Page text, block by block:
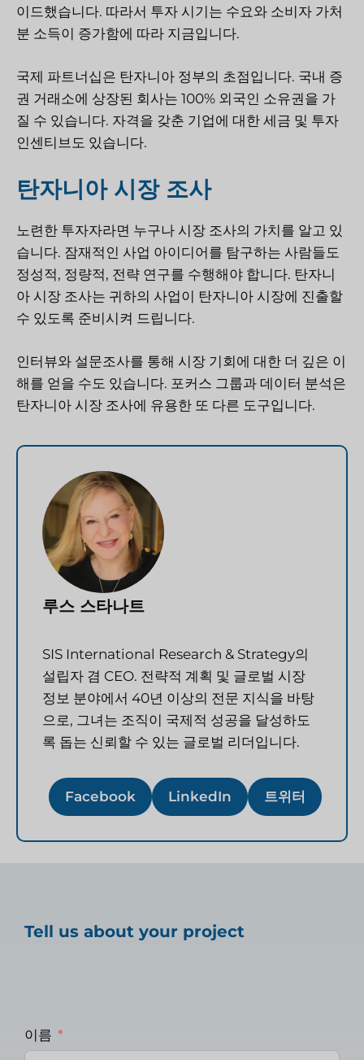
이드했습니다. 따라서 투자 시기는 수요와 소비자 가처
분 소득이 증가함에 따라 지금입니다.
국제 파트너십은 탄자니아 정부의 초점입니다. 국내 증
권 거래소에 상장된 회사는 100% 외국인 소유권을 가
질 수 있습니다. 자격을 갖춘 기업에 대한 세금 및 투자
인센티브도 있습니다.
탄자니아 시장 조사
노련한 투자자라면 누구나 시장 조사의 가치를 알고 있
습니다. 잠재적인 사업 아이디어를 탐구하는 사람들도
정성적, 정량적, 전략 연구를 수행해야 합니다. 탄자니
아 시장 조사는 귀하의 사업이 탄자니아 시장에 진출할
수 있도록 준비시켜 드립니다.
인터뷰와 설문조사를 통해 시장 기회에 대한 더 깊은 이
해를 얻을 수도 있습니다. 포커스 그룹과 데이터 분석은
탄자니아 시장 조사에 유용한 또 다른 도구입니다.
루스 스타나트
SIS International Research & Strategy의
설립자 겸 CEO. 전략적 계획 및 글로벌 시장
정보 분야에서 40년 이상의 전문 지식을 바탕
으로, 그녀는 조직이 국제적 성공을 달성하도
록 돕는 신뢰할 수 있는 글로벌 리더입니다.
Facebook LinkedIn 트위터
Tell us about your project
이름